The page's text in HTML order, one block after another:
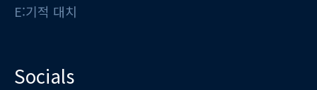
E:기적 대치
Socials